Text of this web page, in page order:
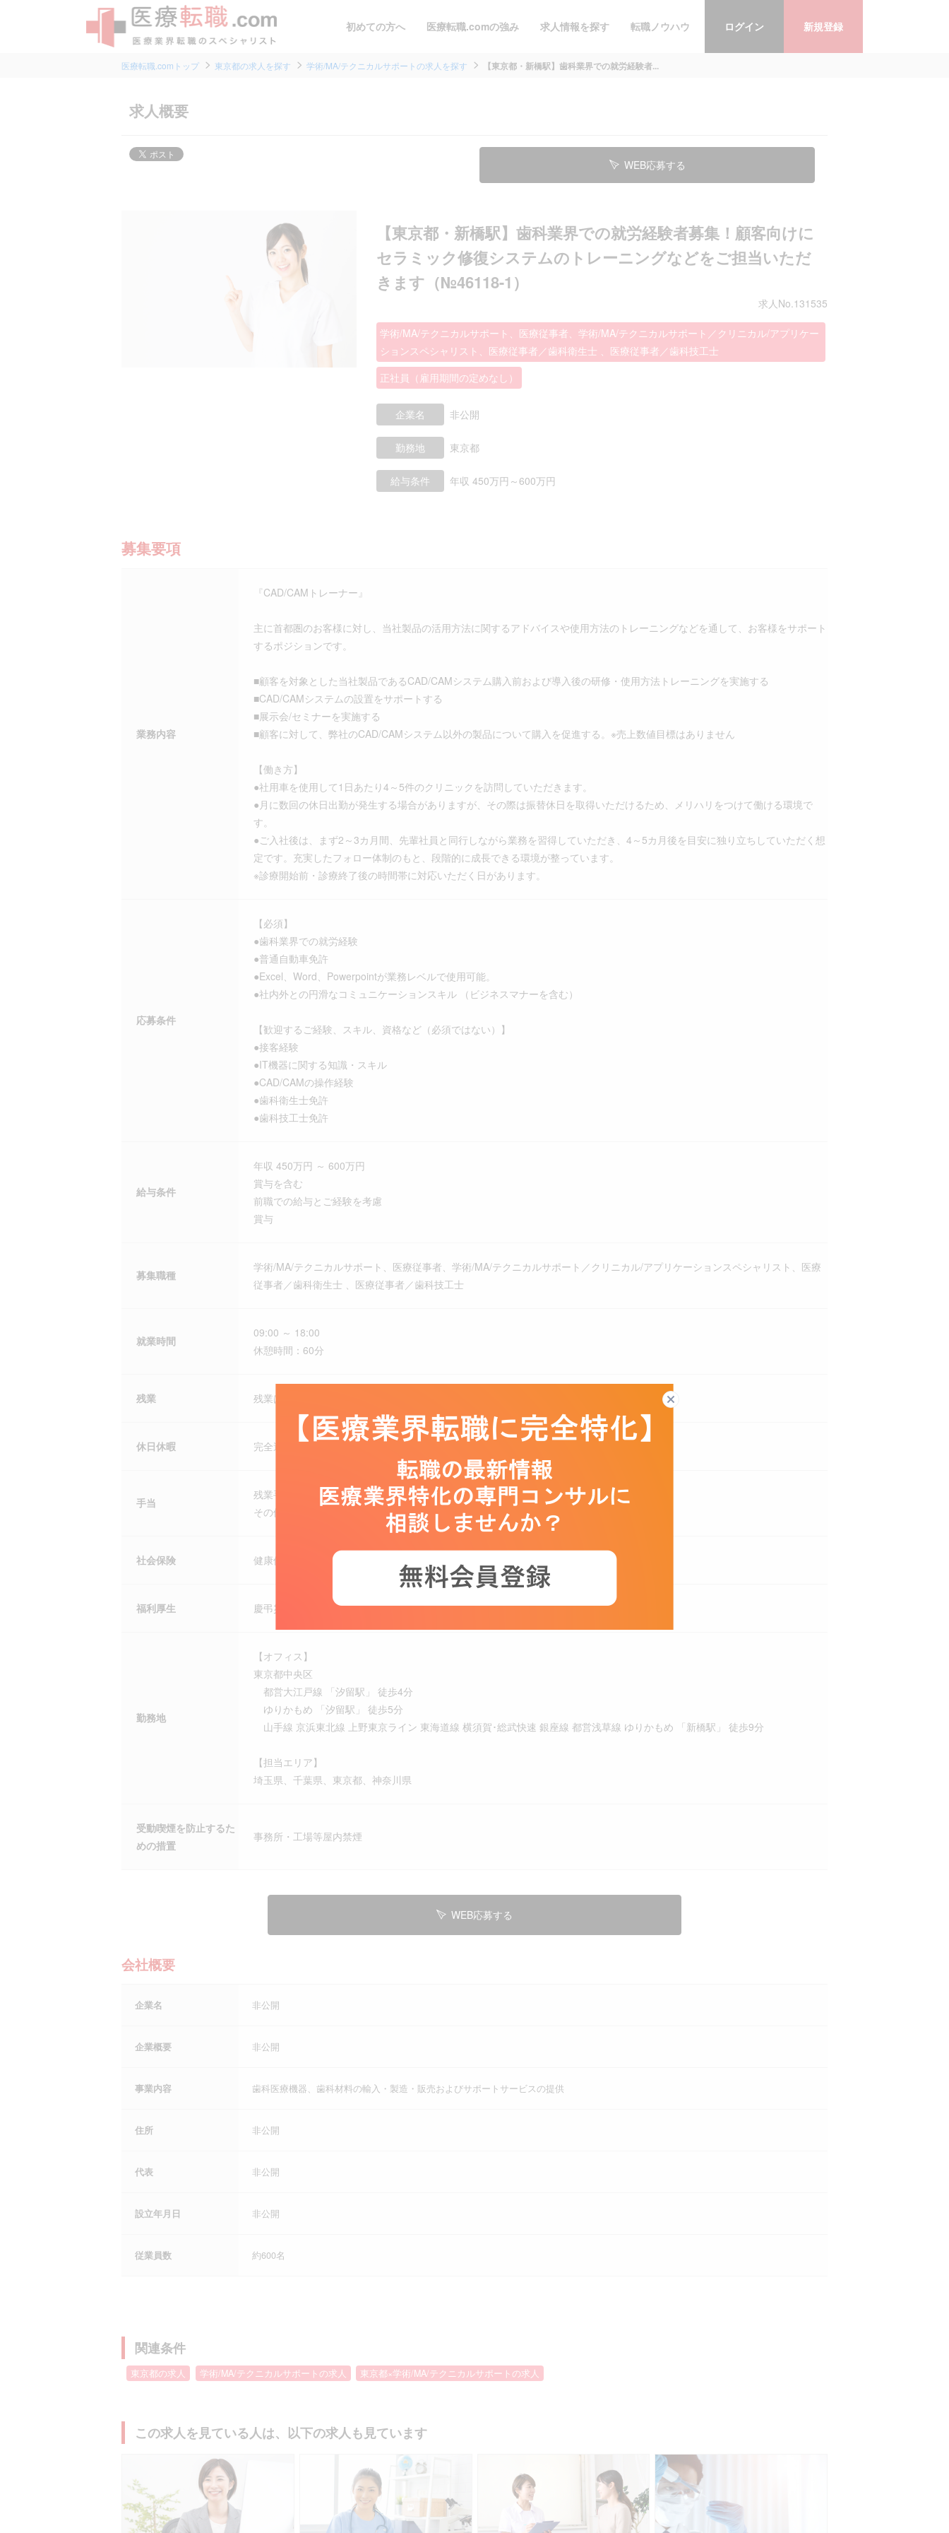
初めての方へ 医療転職.comの強み 求人情報を探す 転職ノウハウ ログイン 新規登録
医療転職.comトップ 東京都の求人を探す 学術/MA/テクニカルサポートの求人を探す 【東京都・新橋駅】歯科業界での就労経験者...
求人概要
WEB応募する
【東京都・新橋駅】歯科業界での就労経験者募集！顧客向けに
セラミック修復システムのトレーニングなどをご担当いただ
きます（№46118-1）
求人No.131535
学術/MA/テクニカルサポート、医療従事者、学術/MA/テクニカルサポート／クリニカル/アプリケー
ションスペシャリスト、医療従事者／歯科衛生士 、医療従事者／歯科技工士
正社員（雇用期間の定めなし）
企業名 非公開
勤務地 東京都
給与条件 年収 450万円～600万円
募集要項
業務内容
『CAD/CAMトレーナー』
主に首都圏のお客様に対し、当社製品の活用方法に関するアドバイスや使用方法のトレーニングなどを通して、お客様をサポート
するポジションです。
■顧客を対象とした当社製品であるCAD/CAMシステム購入前および導入後の研修・使用方法トレーニングを実施する
■CAD/CAMシステムの設置をサポートする
■展示会/セミナーを実施する
■顧客に対して、弊社のCAD/CAMシステム以外の製品について購入を促進する。※売上数値目標はありません
【働き方】
●社用車を使用して1日あたり4～5件のクリニックを訪問していただきます。
●月に数回の休日出勤が発生する場合がありますが、その際は振替休日を取得いただけるため、メリハリをつけて働ける環境で
す。
●ご入社後は、まず2～3カ月間、先輩社員と同行しながら業務を習得していただき、4～5カ月後を目安に独り立ちしていただく想
定です。充実したフォロー体制のもと、段階的に成長できる環境が整っています。
※診療開始前・診療終了後の時間帯に対応いただく日があります。
応募条件
【必須】
●歯科業界での就労経験
●普通自動車免許
●Excel、Word、Powerpointが業務レベルで使用可能。
●社内外との円滑なコミュニケーションスキル （ビジネスマナーを含む）
【歓迎するご経験、スキル、資格など（必須ではない）】
●接客経験
●IT機器に関する知識・スキル
●CAD/CAMの操作経験
●歯科衛生士免許
●歯科技工士免許
給与条件
年収 450万円 ～ 600万円
賞与を含む
前職での給与とご経験を考慮
賞与
募集職種
学術/MA/テクニカルサポート、医療従事者、学術/MA/テクニカルサポート／クリニカル/アプリケーションスペシャリスト、医療
従事者／歯科衛生士 、医療従事者／歯科技工士
就業時間
09:00 ～ 18:00
休憩時間：60分
残業 残業は月により変動あり
休日休暇 完全週休二日制（土日曜日）、祝日、年末年始、有給休暇
手当
残業手当、交通費（通勤手当）、退職金制度
その他 ・社有車貸与
社会保険 健康保険、厚生年金保険、雇用保険、労災保険
福利厚生 慶弔災害見舞金制度、福利厚生サービス加入
勤務地
【オフィス】
東京都中央区
都営大江戸線 「汐留駅」 徒歩4分
ゆりかもめ 「汐留駅」 徒歩5分
山手線 京浜東北線 上野東京ライン 東海道線 横須賀･総武快速 銀座線 都営浅草線 ゆりかもめ 「新橋駅」 徒歩9分
【担当エリア】
埼玉県、千葉県、東京都、神奈川県
受動喫煙を防止するた
めの措置
事務所・工場等屋内禁煙
WEB応募する
会社概要
企業名 非公開
企業概要 非公開
事業内容 歯科医療機器、歯科材料の輸入・製造・販売およびサポートサービスの提供
住所 非公開
代表 非公開
設立年月日 非公開
従業員数 約600名
関連条件
東京都の求人 学術/MA/テクニカルサポートの求人 東京都×学術/MA/テクニカルサポートの求人
この求人を見ている人は、以下の求人も見ています